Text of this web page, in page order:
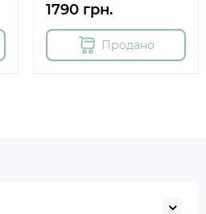
1790 грн.
Продано